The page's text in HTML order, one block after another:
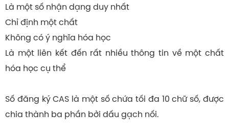
Là một số nhận dạng duy nhất
Chỉ định một chất
Không có ý nghĩa hóa học
Là một liên kết đến rất nhiều thông tin về một chất
hóa học cụ thể
Số đăng ký CAS là một số chứa tối đa 10 chữ số, được
chia thành ba phần bởi dấu gạch nối.